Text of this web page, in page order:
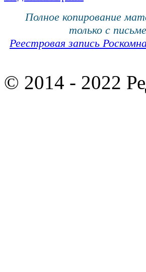
Полное копирование
только с
Реестровая запись
© 2014 - 2022